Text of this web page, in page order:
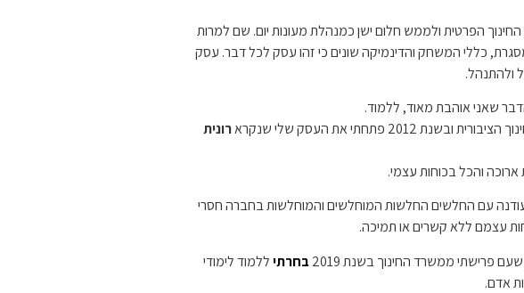
הפרטית ולממש חלום ישן כמנהלת מעונות יום. שם למרות
כללי המשחק והדינמיקה שונים כי זהו עסק לכל דבר. עסק
ולהתנהל.
שאני אוהבת מאוד, ללמוד.
2012 פתחתי את העסק שלי שנקרא
רונית
והכל בכוחות עצמי.
ועודנה עם החלשים החלשות המוחלשים והמוחלשות בחברה חסרי
עצמם ללא קשרים או תמיכה.
פרישתי ממשרד החינוך בשנת 2019
בחרתיללמוד לימודי
אדם.